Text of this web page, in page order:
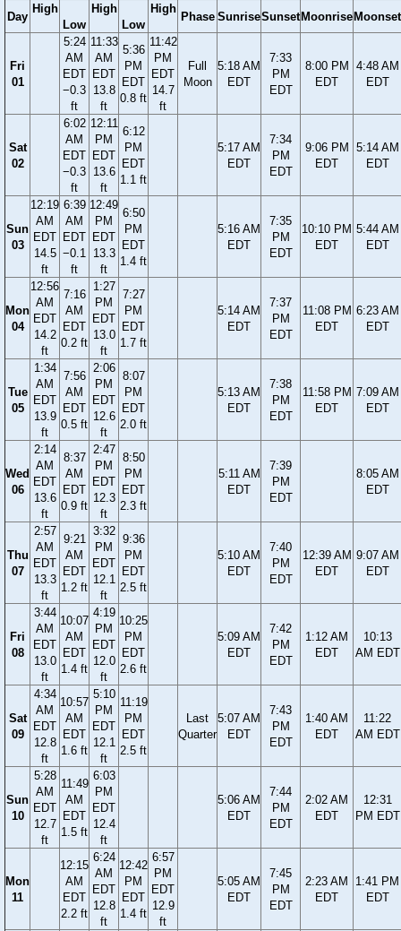
Day
High
Low
High
Low
High
Phase SunriseSunset Moonrise Moonset
Fri
01
5:24
AM
EDT
−0.3
ft
11:33
AM
EDT
13.8
ft
5:36
PM
EDT
0.8 ft
11:42
PM
EDT
14.7
ft
Full
Moon
5:18 AM
EDT
7:33
PM
EDT
8:00 PM
EDT
4:48 AM
EDT
Sat
02
6:02
AM
EDT
−0.3
ft
12:11
PM
EDT
13.6
ft
6:12
PM
EDT
1.1 ft
5:17 AM
EDT
7:34
PM
EDT
9:06 PM
EDT
5:14 AM
EDT
Sun
03
12:19
AM
EDT
14.5
ft
6:39
AM
EDT
−0.1
ft
12:49
PM
EDT
13.3
ft
6:50
PM
EDT
1.4 ft
5:16 AM
EDT
7:35
PM
EDT
10:10 PM
EDT
5:44 AM
EDT
Mon
04
12:56
AM
EDT
14.2
ft
7:16
AM
EDT
0.2 ft
1:27
PM
EDT
13.0
ft
7:27
PM
EDT
1.7 ft
5:14 AM
EDT
7:37
PM
EDT
11:08 PM
EDT
6:23 AM
EDT
Tue
05
1:34
AM
EDT
13.9
ft
7:56
AM
EDT
0.5 ft
2:06
PM
EDT
12.6
ft
8:07
PM
EDT
2.0 ft
5:13 AM
EDT
7:38
PM
EDT
11:58 PM
EDT
7:09 AM
EDT
Wed
06
2:14
AM
EDT
13.6
ft
8:37
AM
EDT
0.9 ft
2:47
PM
EDT
12.3
ft
8:50
PM
EDT
2.3 ft
5:11 AM
EDT
7:39
PM
EDT
8:05 AM
EDT
Thu
07
2:57
AM
EDT
13.3
ft
9:21
AM
EDT
1.2 ft
3:32
PM
EDT
12.1
ft
9:36
PM
EDT
2.5 ft
5:10 AM
EDT
7:40
PM
EDT
12:39 AM
EDT
9:07 AM
EDT
Fri
08
3:44
AM
EDT
13.0
ft
10:07
AM
EDT
1.4 ft
4:19
PM
EDT
12.0
ft
10:25
PM
EDT
2.6 ft
5:09 AM
EDT
7:42
PM
EDT
1:12 AM
EDT
10:13
AM EDT
Sat
09
4:34
AM
EDT
12.8
ft
10:57
AM
EDT
1.6 ft
5:10
PM
EDT
12.1
ft
11:19
PM
EDT
2.5 ft
Last
Quarter
5:07 AM
EDT
7:43
PM
EDT
1:40 AM
EDT
11:22
AM EDT
Sun
10
5:28
AM
EDT
12.7
ft
11:49
AM
EDT
1.5 ft
6:03
PM
EDT
12.4
ft
5:06 AM
EDT
7:44
PM
EDT
2:02 AM
EDT
12:31
PM EDT
Mon
11
12:15
AM
EDT
2.2 ft
6:24
AM
EDT
12.8
ft
12:42
PM
EDT
1.4 ft
6:57
PM
EDT
12.9
ft
5:05 AM
EDT
7:45
PM
EDT
2:23 AM
EDT
1:41 PM
EDT